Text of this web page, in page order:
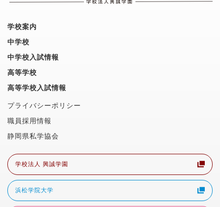
学校案内
中学校
中学校入試情報
高等学校
高等学校入試情報
プライバシーポリシー
職員採用情報
静岡県私学協会
学校法人 興誠学園
浜松学院大学